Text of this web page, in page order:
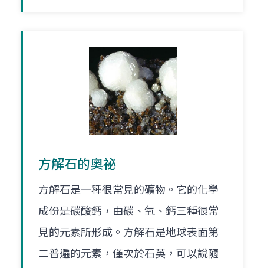
方解石的奧祕
方解石是一種很常見的礦物。它的化學
成份是碳酸鈣，由碳、氧、鈣三種很常
見的元素所形成。方解石是地球表面第
二普遍的元素，僅次於石英，可以說隨